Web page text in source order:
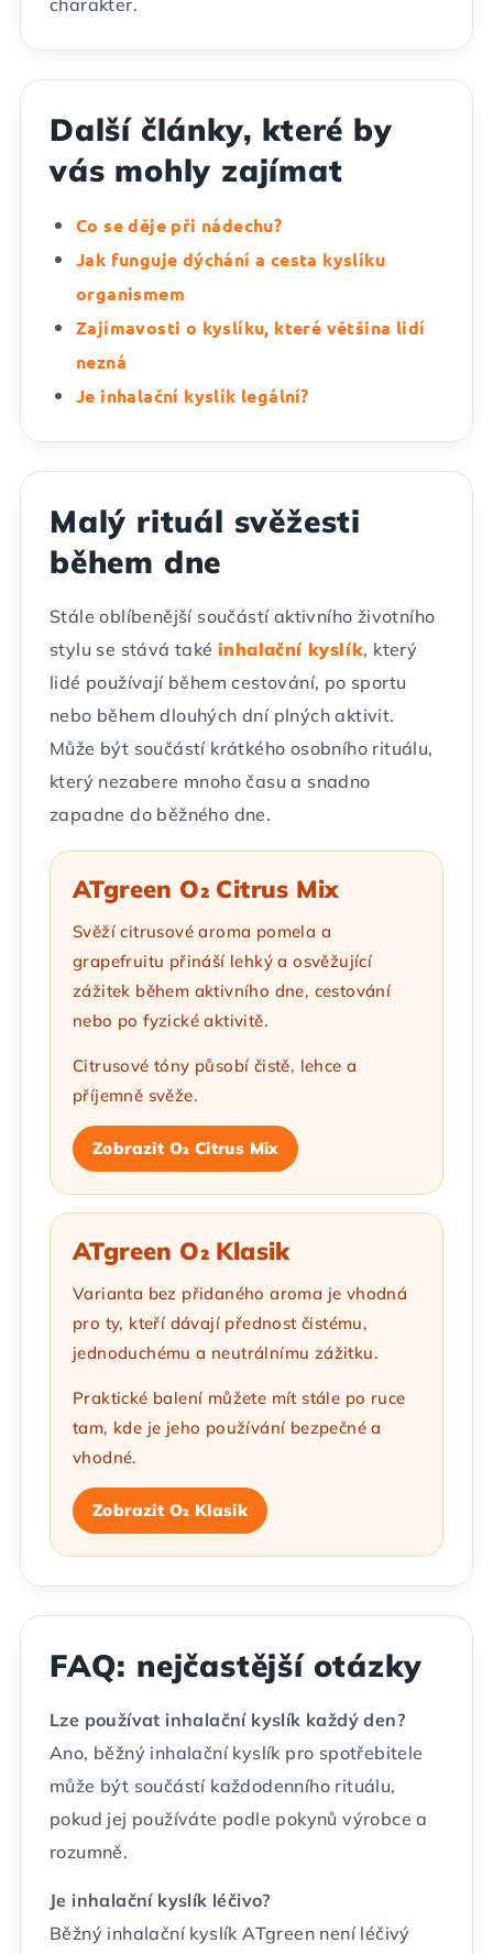
charakter.
Další články, které by
vás mohly zajímat
Co se děje při nádechu?
Jak funguje dýchání a cesta kyslíku
organismem
Zajímavosti o kyslíku, které většina lidí
nezná
Je inhalační kyslík legální?
Malý rituál svěžesti
během dne
Stále oblíbenější součástí aktivního životního
stylu se stává také inhalační kyslík, který
lidé používají během cestování, po sportu
nebo během dlouhých dní plných aktivit.
Může být součástí krátkého osobního rituálu,
který nezabere mnoho času a snadno
zapadne do běžného dne.
ATgreen O₂ Citrus Mix
Svěží citrusové aroma pomela a
grapefruitu přináší lehký a osvěžující
zážitek během aktivního dne, cestování
nebo po fyzické aktivitě.
Citrusové tóny působí čistě, lehce a
příjemně svěže.
Zobrazit O₂ Citrus Mix
ATgreen O₂ Klasik
Varianta bez přidaného aroma je vhodná
pro ty, kteří dávají přednost čistému,
jednoduchému a neutrálnímu zážitku.
Praktické balení můžete mít stále po ruce
tam, kde je jeho používání bezpečné a
vhodné.
Zobrazit O₂ Klasik
FAQ: nejčastější otázky
Lze používat inhalační kyslík každý den?
Ano, běžný inhalační kyslík pro spotřebitele
může být součástí každodenního rituálu,
pokud jej používáte podle pokynů výrobce a
rozumně.
Je inhalační kyslík léčivo?
Běžný inhalační kyslík ATgreen není léčivý